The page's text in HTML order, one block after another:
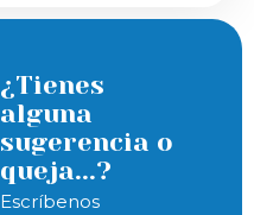
¿Tienes
alguna
sugerencia o
queja...?
Escríbenos